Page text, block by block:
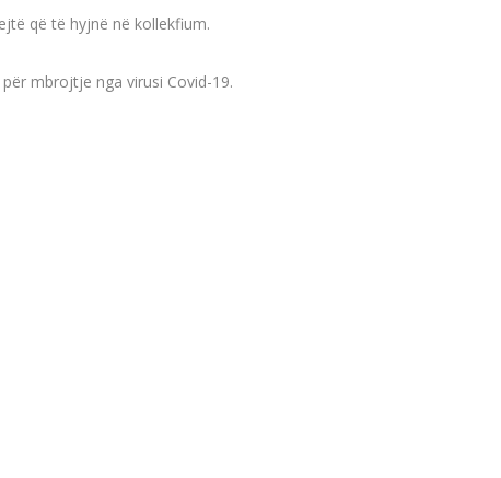
që të hyjnë në kollekfium.
mbrojtje nga virusi Covid-19.